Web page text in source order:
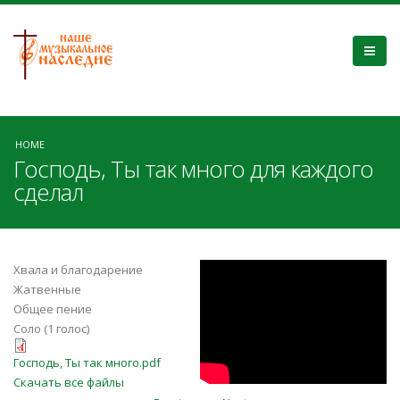
HOME
Господь, Ты так много для каждого
сделал
Хвала и благодарение
Жатвенные
Общее пение
Соло (1 голос)
Господь, Ты так много.pdf
Господь, Ты так много.pdf
Скачать все файлы